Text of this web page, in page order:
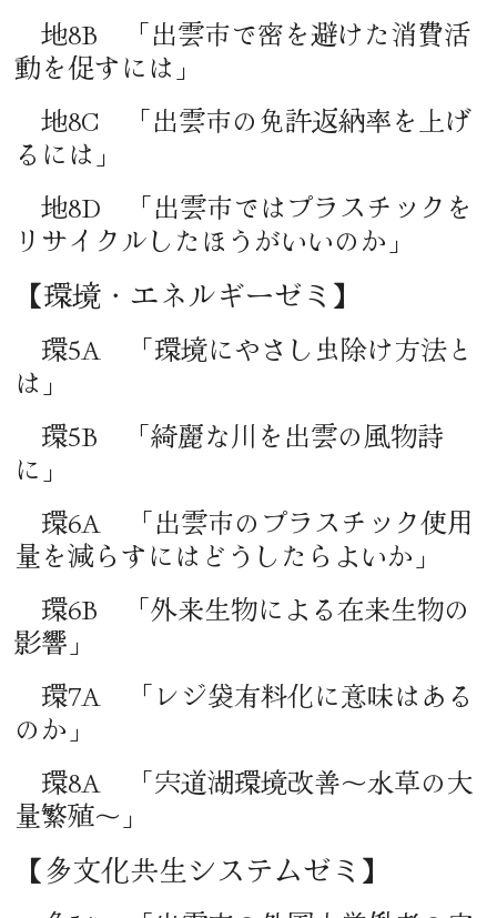
地8B 「出雲市で密を避けた消費活
動を促すには」
地8C 「出雲市の免許返納率を上げ
るには」
地8D 「出雲市ではプラスチックを
リサイクルしたほうがいいのか」
【環境・エネルギーゼミ】
環5A 「環境にやさし虫除け方法と
は」
環5B 「綺麗な川を出雲の風物詩
に」
環6A 「出雲市のプラスチック使用
量を減らすにはどうしたらよいか」
環6B 「外来生物による在来生物の
影響」
環7A 「レジ袋有料化に意味はある
のか」
環8A 「宍道湖環境改善～水草の大
量繁殖～」
【多文化共生システムゼミ】